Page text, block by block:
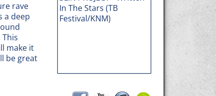
rave
a deep
make it
be great